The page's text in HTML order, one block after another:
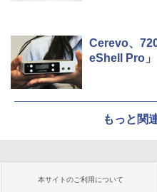
Cerevo、
eShell Pro」
もっと関
本サイトのご利用について